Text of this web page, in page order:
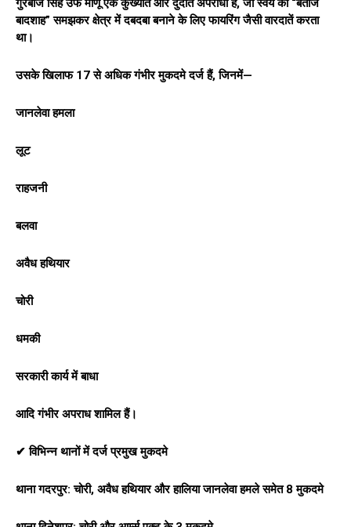
गुरबाज सिंह उर्फ माणू एक कुख्यात और दुर्दांत अपराधी है, जो स्वयं को “बेताज
बादशाह” समझकर क्षेत्र में दबदबा बनाने के लिए फायरिंग जैसी वारदातें करता
था।
उसके खिलाफ 17 से अधिक गंभीर मुकदमे दर्ज हैं, जिनमें—
जानलेवा हमला
लूट
राहजनी
बलवा
अवैध हथियार
चोरी
धमकी
सरकारी कार्य में बाधा
आदि गंभीर अपराध शामिल हैं।
✔ विभिन्न थानों में दर्ज प्रमुख मुकदमे
थाना गदरपुर: चोरी, अवैध हथियार और हालिया जानलेवा हमले समेत 8 मुकदमे